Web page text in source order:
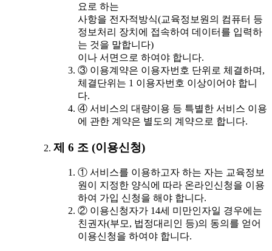
요로 하는
사항을 전자적방식(교육정보원의 컴퓨터 등
정보처리 장치에 접속하여 데이터를 입력하
는 것을 말합니다)
이나 서면으로 하여야 합니다.
③ 이용계약은 이용자번호 단위로 체결하며,
체결단위는 1 이용자번호 이상이어야 합니
다.
④ 서비스의 대량이용 등 특별한 서비스 이용
에 관한 계약은 별도의 계약으로 합니다.
제 6 조 (이용신청)
① 서비스를 이용하고자 하는 자는 교육정보
원이 지정한 양식에 따라 온라인신청을 이용
하여 가입 신청을 해야 합니다.
② 이용신청자가 14세 미만인자일 경우에는
친권자(부모, 법정대리인 등)의 동의를 얻어
이용신청을 하여야 합니다.